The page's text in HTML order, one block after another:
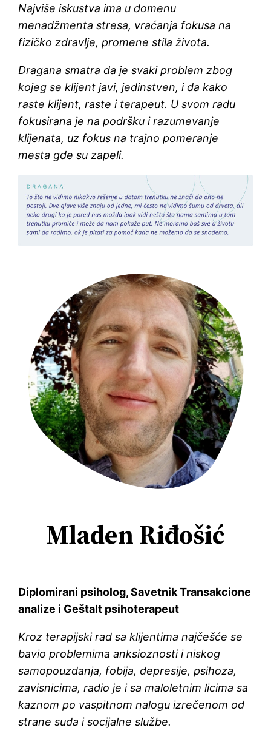
Najviše iskustva ima u domenu
menadžmenta stresa, vraćanja fokusa na
fizičko zdravlje, promene stila života.
Dragana smatra da je svaki problem zbog
kojeg se klijent javi, jedinstven, i da kako
raste klijent, raste i terapeut. U svom radu
fokusirana je na podršku i razumevanje
klijenata, uz fokus na trajno pomeranje
mesta gde su zapeli.
Mladen Riđošić
Diplomirani psiholog, Savetnik Transakcione
analize i Geštalt psihoterapeut
Kroz terapijski rad sa klijentima najčešće se
bavio problemima anksioznosti i niskog
samopouzdanja, fobija, depresije, psihoza,
zavisnicima, radio je i sa maloletnim licima sa
kaznom po vaspitnom nalogu izrečenom od
strane suda i socijalne službe.